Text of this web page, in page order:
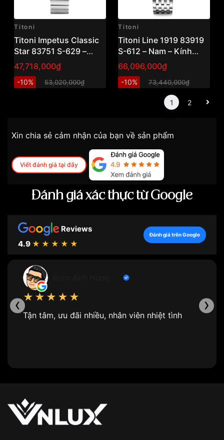
Titoni
Titoni Impetus Classic
Star 83751 S-629 –
Nam- Kính Sapphire –
Automatic – Mặt Số
39.5mm – Họa Tiết
47,718,000₫
-10% 53,020,000₫
Titoni
Titoni Line 1919 83919
S-612 – Nam – Kính
Sapphire, Chống Lóa –
Automatic – Mặt Số
40mm – Chống Nước
66,096,000₫
-10% 73,440,000₫
1 2
Xin chia sẻ cảm nhận của bạn về sản phẩm
Viết đánh giá tại đây
Đánh giá xác thực từ Google
Reviews
4.9 ★★★★★
Đánh giá trên Google
★★★★★
Tận tâm, ưu đãi nhiều, nhân viên nhiệt tình
‹ ›